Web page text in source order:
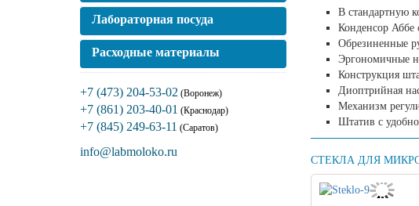
В стандартную
Конденсор Аббе
Обрезиненные
Эргономичные
Конструкция
Диоптрийная
Механизм
Штатив с
СТЕКЛА ДЛЯ
Лабораторная посуда
Расходные материалы
+7 (473) 204-53-02 (Воронеж)
+7 (861) 203-40-01 (Краснодар)
+7 (845) 249-63-11 (Саратов)
info@labmoloko.ru